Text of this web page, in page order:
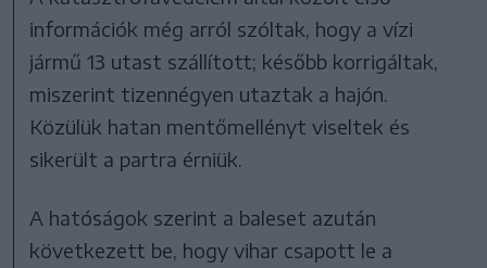
információk még arról szóltak, hogy a vízi
jármű 13 utast szállított; később korrigáltak,
miszerint tizennégyen utaztak a hajón.
Közülük hatan mentőmellényt viseltek és
sikerült a partra érniük.
A hatóságok szerint a baleset azután
következett be, hogy vihar csapott le a